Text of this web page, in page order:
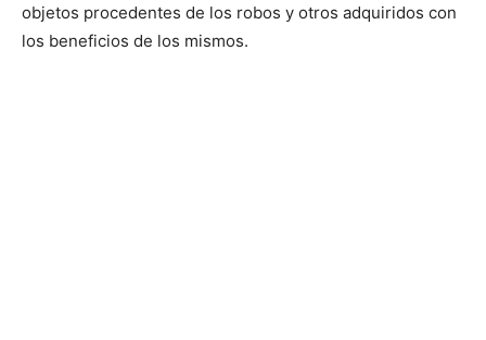
objetos procedentes de los robos y otros adquiridos con
los beneficios de los mismos.